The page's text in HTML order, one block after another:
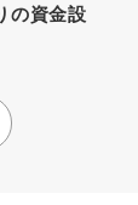
の資金設